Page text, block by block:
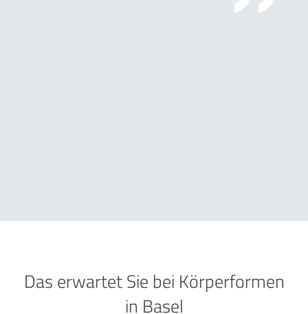
Das erwartet Sie bei Körperformen
in Basel